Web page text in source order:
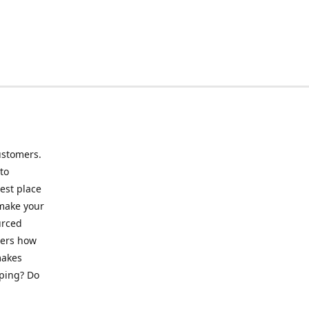
place
your
how
Do